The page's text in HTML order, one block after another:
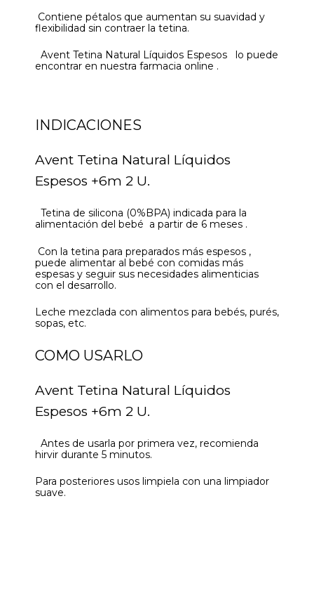
Contiene pétalos que aumentan su suavidad y
flexibilidad sin contraer la tetina.
Avent Tetina Natural Líquidos Espesos lo puede
encontrar en nuestra farmacia online .
INDICACIONES
Avent Tetina Natural Líquidos
Espesos +6m 2 U.
Tetina de silicona (0%BPA) indicada para la
alimentación del bebé a partir de 6 meses .
Con la tetina para preparados más espesos ,
puede alimentar al bebé con comidas más
espesas y seguir sus necesidades alimenticias
con el desarrollo.
Leche mezclada con alimentos para bebés, purés,
sopas, etc.
COMO USARLO
Avent Tetina Natural Líquidos
Espesos +6m 2 U.
Antes de usarla por primera vez, recomienda
hirvir durante 5 minutos.
Para posteriores usos limpiela con una limpiador
suave.